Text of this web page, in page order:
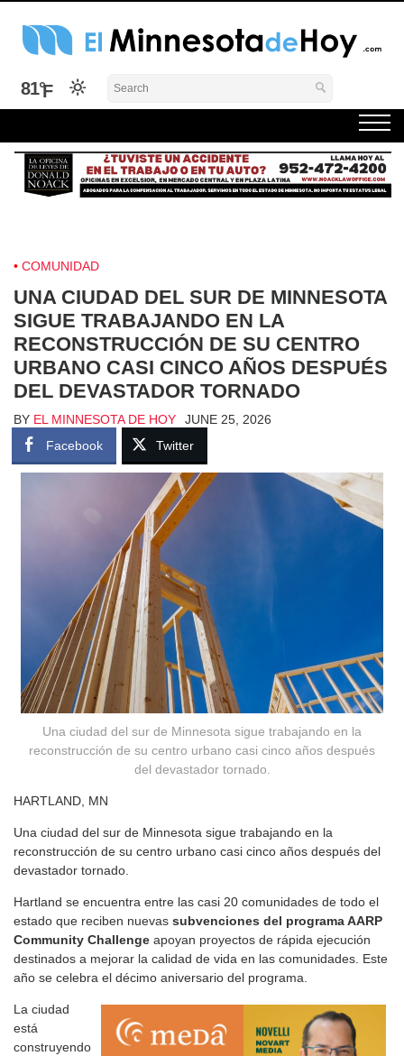
Skip
El Minnesota de Hoy Noticias
Latino Noticias Minnesota News
81°
COMUNIDAD
UNA CIUDAD DEL SUR DE MINNESOTA
SIGUE TRABAJANDO EN LA
RECONSTRUCCIÓN DE SU CENTRO
URBANO CASI CINCO AÑOS DESPUÉS
DEL DEVASTADOR TORNADO
BY EL MINNESOTA DE HOY
JUNE 25, 2026
Facebook
Twitter
Una ciudad del sur de Minnesota sigue trabajando en la
reconstrucción de su centro urbano casi cinco años después
del devastador tornado.
HARTLAND, MN
Una ciudad del sur de Minnesota sigue trabajando en la
reconstrucción de su centro urbano casi cinco años después del
devastador tornado.
Hartland se encuentra entre las casi 20 comunidades de todo el
estado que reciben nuevas subvenciones del programa AARP
Community Challenge apoyan proyectos de rápida ejecución
destinados a mejorar la calidad de vida en las comunidades. Este
año se celebra el décimo aniversario del programa.
La ciudad
está
construyendo